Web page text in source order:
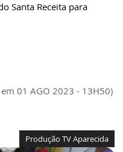
Santa Receita para
01 AGO 2023 - 13H50)
Produção TV Aparecida